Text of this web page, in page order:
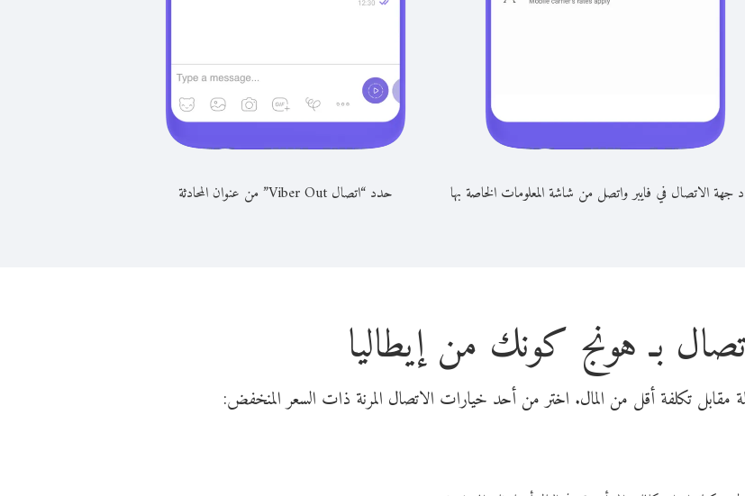
جهة الاتصال في فايبر واتصل من شاشة المعلومات الخاصة بها حدد “اتصال Viber Out” من عنوان المحادثة
بـ هونج كونك من إيطاليا